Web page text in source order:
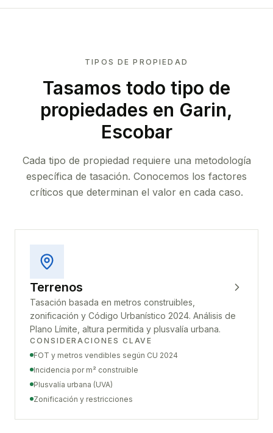
TIPOS DE PROPIEDAD
Tasamos todo tipo de
propiedades en Garin,
Escobar
Cada tipo de propiedad requiere una metodología
específica de tasación. Conocemos los factores
críticos que determinan el valor en cada caso.
Terrenos
Tasación basada en metros construibles,
zonificación y Código Urbanístico 2024. Análisis de
Plano Límite, altura permitida y plusvalía urbana.
CONSIDERACIONES CLAVE
FOT y metros vendibles según CU 2024
Incidencia por m² construible
Plusvalía urbana (UVA)
Zonificación y restricciones